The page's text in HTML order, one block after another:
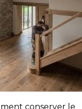
conserver le